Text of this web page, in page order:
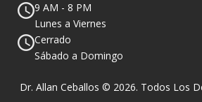
9 AM - 8 PM
Lunes a Viernes
Cerrado
Sábado a Domingo
Dr. Allan Ceballos © 2026. Todos Los